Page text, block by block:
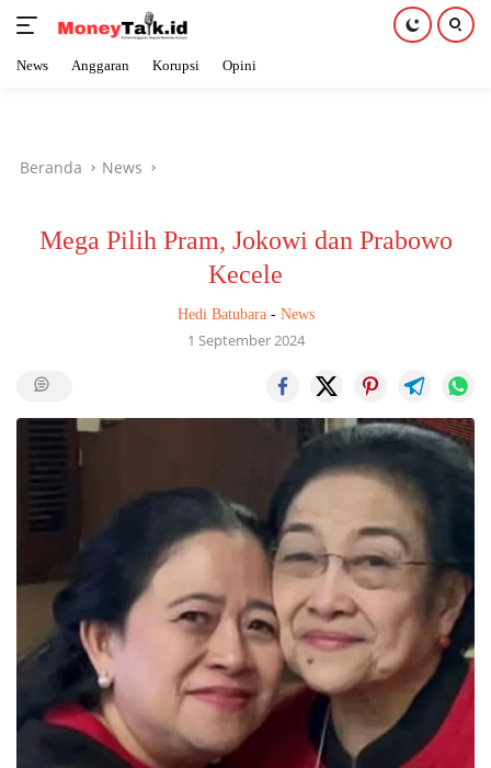
News Anggaran Korupsi Opini
Beranda News
Mega Pilih Pram, Jokowi dan Prabowo
Kecele
Hedi Batubara- News
1 September 2024